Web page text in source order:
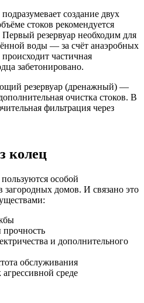
создание двух
стоков рекомендуется
Первый резервуар необходим для
воды — за счёт анаэробных
частичная
забетонировано.
резервуар (дренажный) —
очистка стоков. В
фильтрация через
колец
особой
загородных домов. И связано это
и дополнительного
обслуживания
среде